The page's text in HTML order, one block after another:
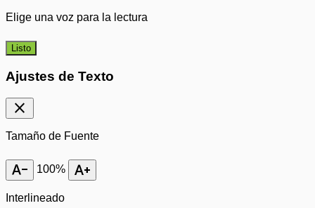
Elige una voz para la lectura
Listo
Ajustes de Texto
close
Tamaño de Fuente
text_decrease 100% text_increase
Interlineado